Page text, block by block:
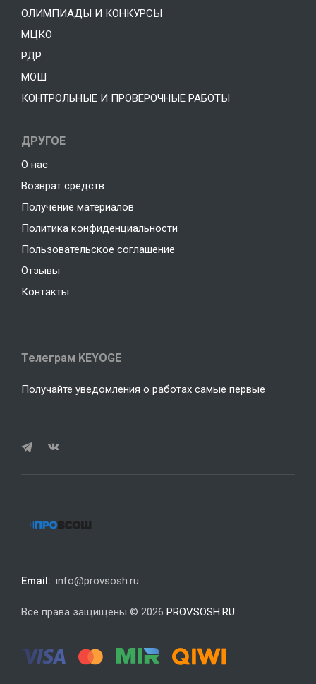
ОЛИМПИАДЫ И КОНКУРСЫ
МЦКО
РДР
МОШ
КОНТРОЛЬНЫЕ И ПРОВЕРОЧНЫЕ РАБОТЫ
ДРУГОЕ
О нас
Возврат средств
Получение материалов
Политика конфиденциальности
Пользовательское соглашение
Отзывы
Контакты
Телеграм KEYOGE
Получайте уведомления о работах самые первые
Email: info@provsosh.ru
Все права защищены © 2026 PROVSOSH.RU